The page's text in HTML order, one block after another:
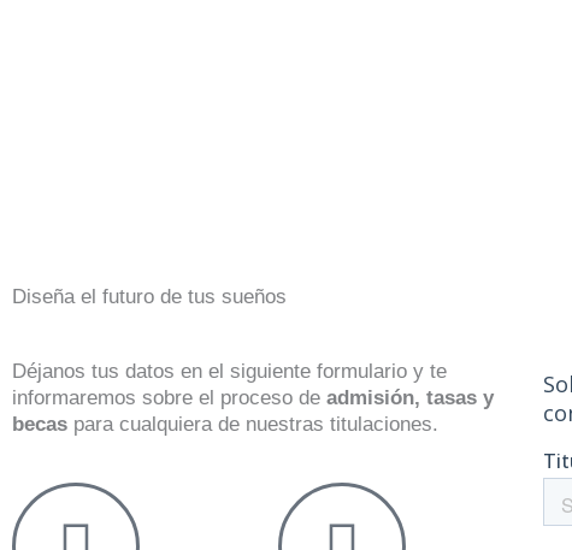
Diseña el futuro de tus sueños
Déjanos tus datos en el siguiente formulario y te
informaremos sobre el proceso de admisión, tasas y
becas para cualquiera de nuestras titulaciones.